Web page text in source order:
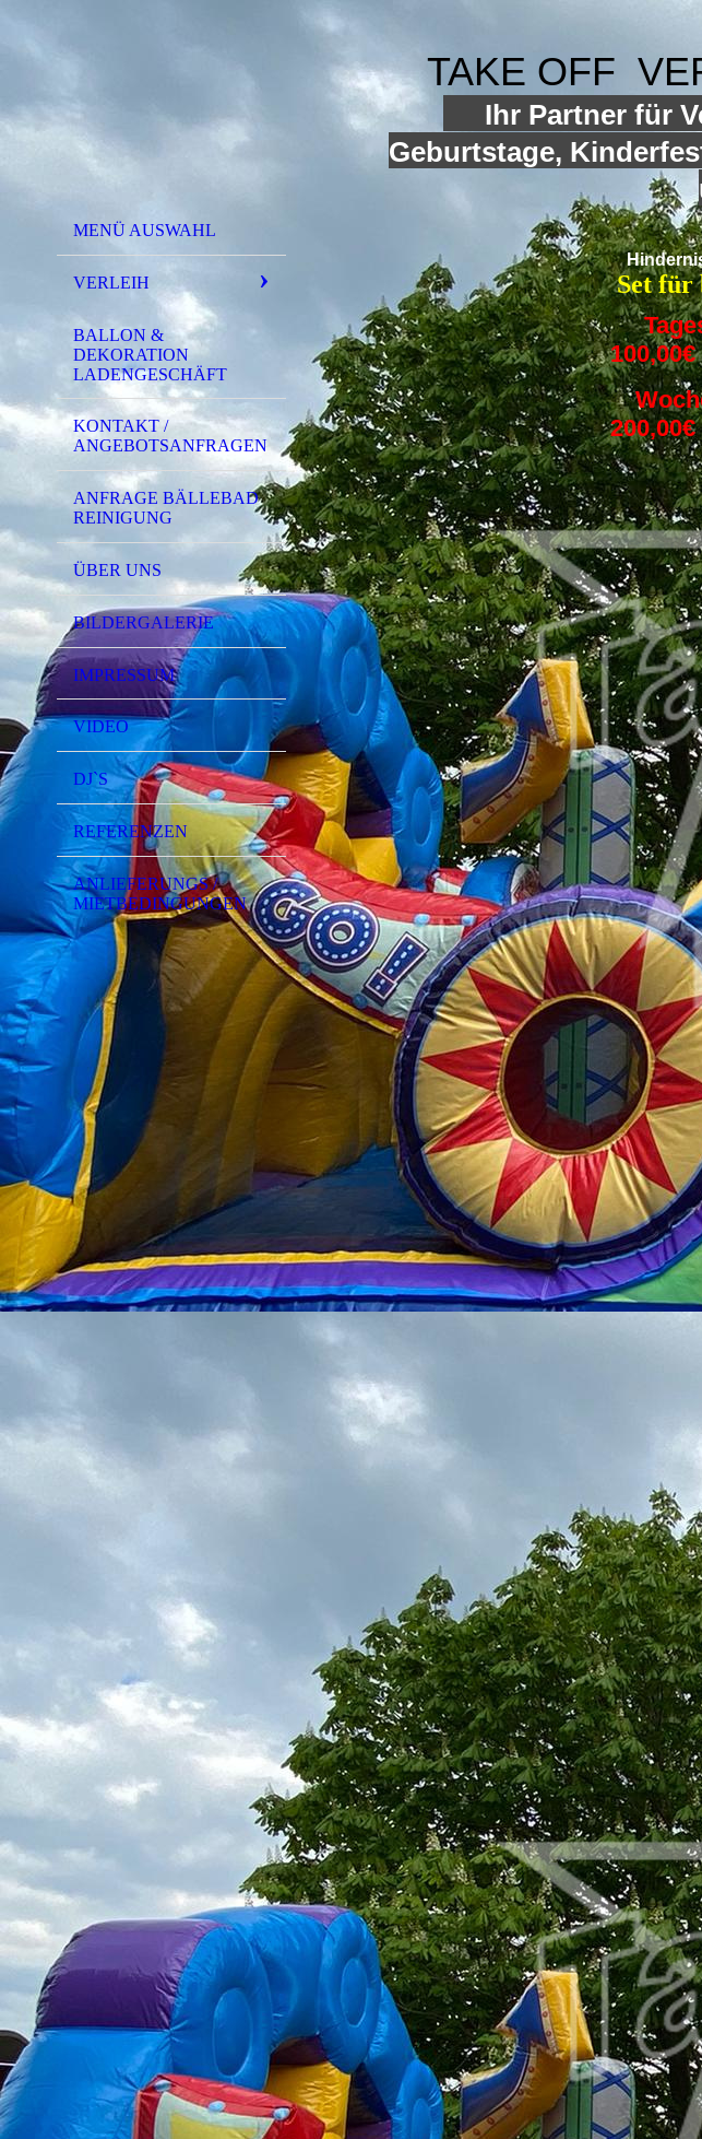
MENÜ AUSWAHL
VERLEIH
BALLON &
DEKORATION
LADENGESCHÄFT
KONTAKT /
ANGEBOTSANFRAGEN
ANFRAGE BÄLLEBAD
REINIGUNG
ÜBER UNS
BILDERGALERIE
IMPRESSUM
VIDEO
DJ`S
REFERENZEN
ANLIEFERUNGS /
MIETBEDINGUNGEN
TAKE OFF
Ihr Partner für
Geburtstage,
Set für